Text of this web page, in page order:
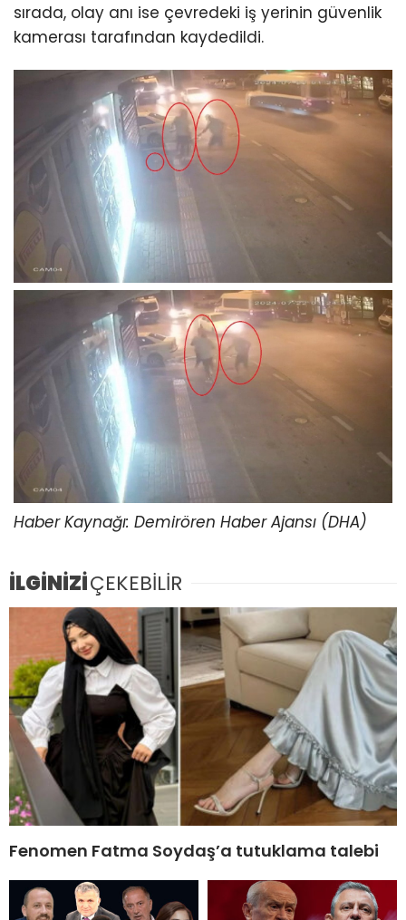
sırada, olay anı ise çevredeki iş yerinin güvenlik
kamerası tarafından kaydedildi.
Haber Kaynağı: Demirören Haber Ajansı (DHA)
İLGİNİZİÇEKEBİLİR
Fenomen Fatma Soydaş’a tutuklama talebi